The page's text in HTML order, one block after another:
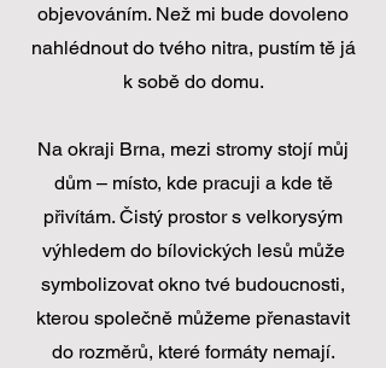
objevováním. Než mi bude dovoleno
nahlédnout do tvého nitra, pustím tě já
k sobě do domu.
Na okraji Brna, mezi stromy stojí můj
dům – místo, kde pracuji a kde tě
přivítám. Čistý prostor s velkorysým
výhledem do bílovických lesů může
symbolizovat okno tvé budoucnosti,
kterou společně můžeme přenastavit
do rozměrů, které formáty nemají.